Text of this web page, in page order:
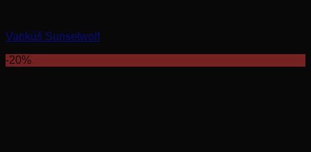
Vankúš Sunsetwolf
-20%